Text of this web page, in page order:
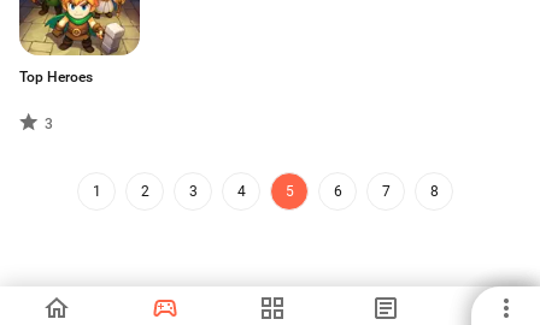
Top Heroes
3
1 2 3 4 5 6 7 8